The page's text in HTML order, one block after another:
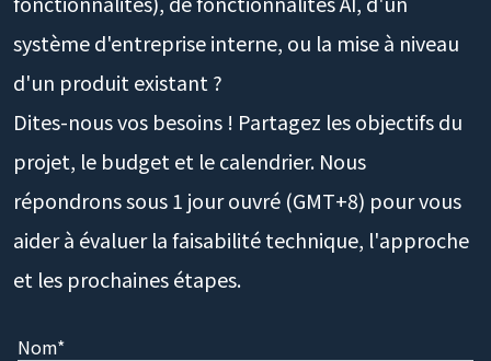
système d'entreprise interne, ou la mise à niveau
d'un produit existant ?
Dites-nous vos besoins ! Partagez les objectifs du
projet, le budget et le calendrier. Nous
répondrons sous 1 jour ouvré (GMT+8) pour vous
aider à évaluer la faisabilité technique, l'approche
et les prochaines étapes.
Nom*